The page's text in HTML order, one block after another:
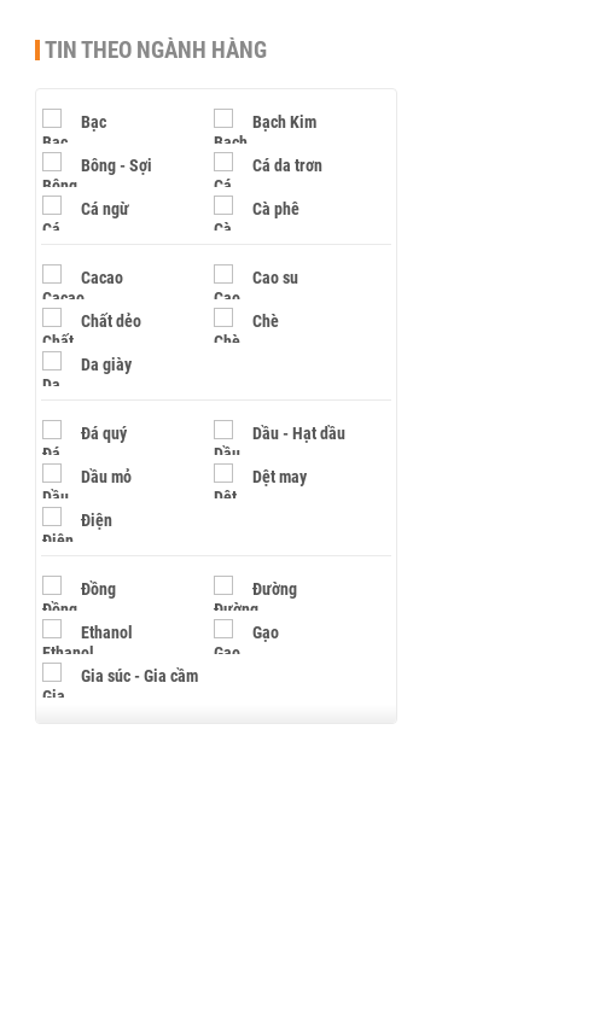
TIN THEO NGÀNH HÀNG
Bạc Bạch Kim
Bông - Sợi Cá da trơn
Cá ngừ Cà phê
Cacao Cao su
Chất dẻo Chè
Da giày
Đá quý Dầu - Hạt dầu
Dầu mỏ Dệt may
Điện
Đồng Đường
Ethanol Gạo
Gia súc - Gia cầm